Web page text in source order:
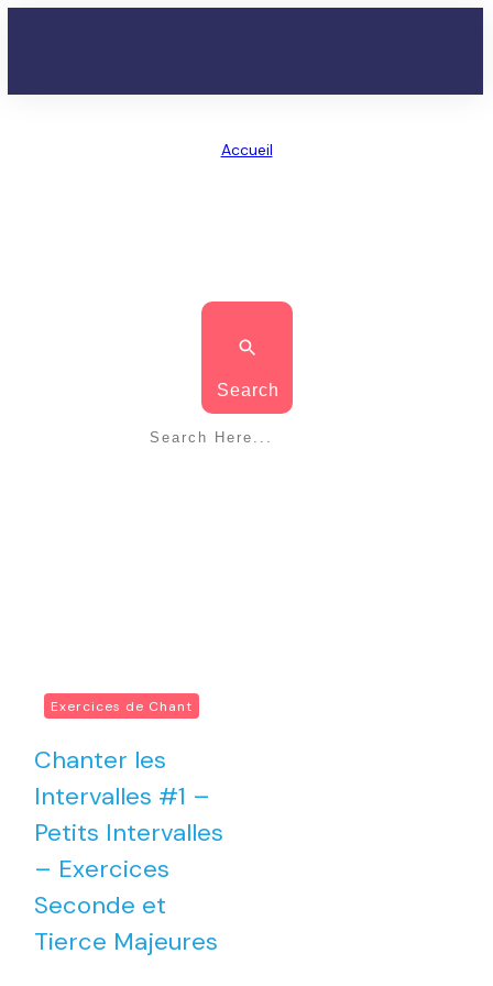
Accueil
Search
Exercices de Chant
Chanter les
Intervalles #1 –
Petits Intervalles
– Exercices
Seconde et
Tierce Majeures